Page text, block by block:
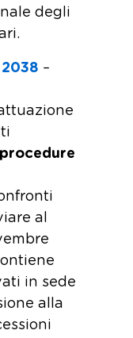
degli
2038 –
procedure
al
in sede
alla